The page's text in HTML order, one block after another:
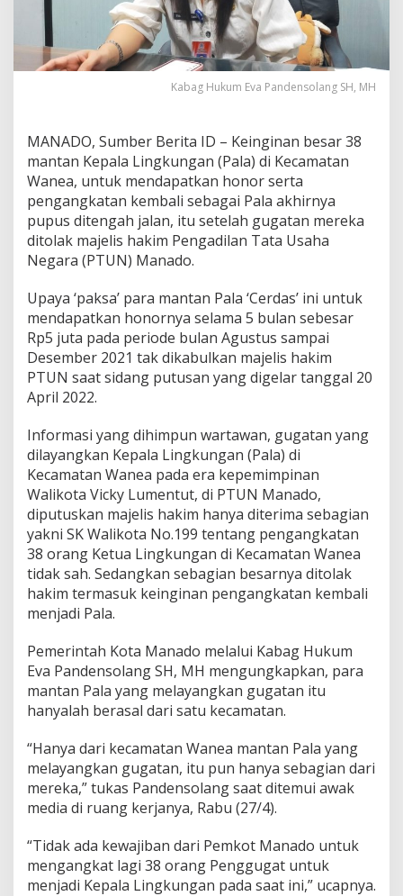
k
h
i
r
n
g
i
t
J
a
r
i
d
P
T
U
N
Kabag Hukum Eva Pandensolang SH, MH
MANADO, Sumber Berita ID – Keinginan besar 38
mantan Kepala Lingkungan (Pala) di Kecamatan
Wanea, untuk mendapatkan honor serta
pengangkatan kembali sebagai Pala akhirnya
pupus ditengah jalan, itu setelah gugatan mereka
ditolak majelis hakim Pengadilan Tata Usaha
Negara (PTUN) Manado.
Upaya ‘paksa’ para mantan Pala ‘Cerdas’ ini untuk
mendapatkan honornya selama 5 bulan sebesar
Rp5 juta pada periode bulan Agustus sampai
Desember 2021 tak dikabulkan majelis hakim
PTUN saat sidang putusan yang digelar tanggal 20
April 2022.
Informasi yang dihimpun wartawan, gugatan yang
dilayangkan Kepala Lingkungan (Pala) di
Kecamatan Wanea pada era kepemimpinan
Walikota Vicky Lumentut, di PTUN Manado,
diputuskan majelis hakim hanya diterima sebagian
yakni SK Walikota No.199 tentang pengangkatan
38 orang Ketua Lingkungan di Kecamatan Wanea
tidak sah. Sedangkan sebagian besarnya ditolak
hakim termasuk keinginan pengangkatan kembali
menjadi Pala.
Pemerintah Kota Manado melalui Kabag Hukum
Eva Pandensolang SH, MH mengungkapkan, para
mantan Pala yang melayangkan gugatan itu
hanyalah berasal dari satu kecamatan.
“Hanya dari kecamatan Wanea mantan Pala yang
melayangkan gugatan, itu pun hanya sebagian dari
mereka,” tukas Pandensolang saat ditemui awak
media di ruang kerjanya, Rabu (27/4).
“Tidak ada kewajiban dari Pemkot Manado untuk
mengangkat lagi 38 orang Penggugat untuk
menjadi Kepala Lingkungan pada saat ini,” ucapnya.